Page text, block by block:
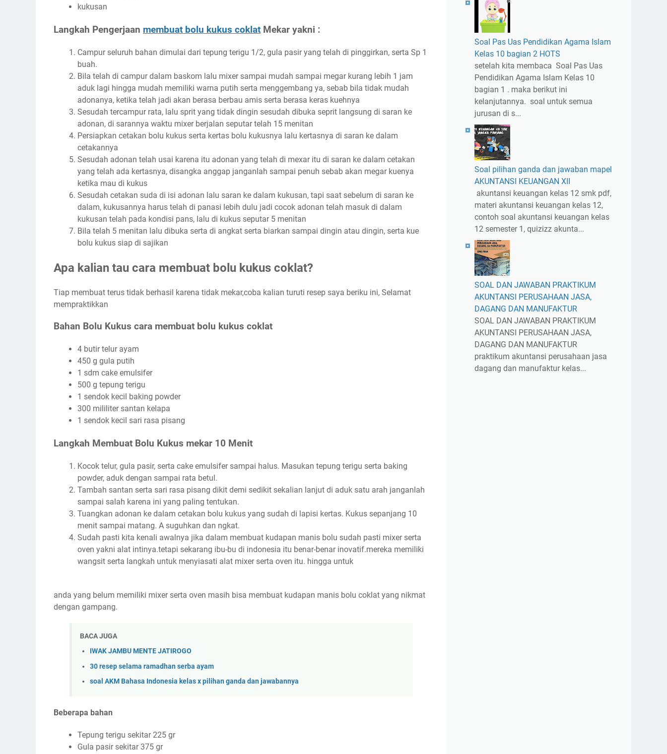
kukusan
Langkah Pengerjaan membuat bolu kukus coklat Mekar yakni :
Campur seluruh bahan dimulai dari tepung terigu 1/2, gula pasir yang telah di pinggirkan, serta Sp 1
buah.
Bila telah di campur dalam baskom lalu mixer sampai mudah sampai megar kurang lebih 1 jam
aduk lagi hingga mudah memiliki warna putih serta menggembang ya, sebab bila tidak mudah
adonanya, ketika telah jadi akan berasa berbau amis serta berasa keras kuehnya
Sesudah tercampur rata, lalu sprit yang tidak dingin sesudah dibuka seprit langsung di saran ke
adonan, di sarannya waktu mixer berjalan seputar telah 15 menitan
Persiapkan cetakan bolu kukus serta kertas bolu kukusnya lalu kertasnya di saran ke dalam
cetakannya
Sesudah adonan telah usai karena itu adonan yang telah di mexar itu di saran ke dalam cetakan
yang telah ada kertasnya, disangka anggap janganlah sampai penuh sebab akan megar kuenya
ketika mau di kukus
Sesudah cetakan suda di isi adonan lalu saran ke dalam kukusan, tapi saat sebelum di saran ke
dalam, kukusannya harus telah di panasi lebih dulu jadi cocok adonan telah masuk di dalam
kukusan telah pada kondisi pans, lalu di kukus seputar 5 menitan
Bila telah 5 menitan lalu dibuka serta di angkat serta biarkan sampai dingin atau dingin, serta kue
bolu kukus siap di sajikan
Apa kalian tau cara membuat bolu kukus coklat?
Tiap membuat terus tidak berhasil karena tidak mekar,coba kalian turuti resep saya beriku ini, Selamat
mempraktikkan
Bahan Bolu Kukus cara membuat bolu kukus coklat
4 butir telur ayam
450 g gula putih
1 sdm cake emulsifer
500 g tepung terigu
1 sendok kecil baking powder
300 mililiter santan kelapa
1 sendok kecil sari rasa pisang
Langkah Membuat Bolu Kukus mekar 10 Menit
Kocok telur, gula pasir, serta cake emulsifer sampai halus. Masukan tepung terigu serta baking
powder, aduk dengan sampai rata betul.
Tambah santan serta sari rasa pisang dikit demi sedikit sekalian lanjut di aduk satu arah janganlah
sampai salah karena ini yang paling tentukan.
Tuangkan adonan ke dalam cetakan bolu kukus yang sudah di lapisi kertas. Kukus sepanjang 10
menit sampai matang. A suguhkan dan ngkat.
Sudah pasti kita kenali awalnya jika dalam membuat kudapan manis bolu sudah pasti mixer serta
oven yakni alat intinya.tetapi sekarang ibu-bu di indonesia itu benar-benar inovatif.mereka memiliki
wangsit serta langkah untuk menyiasati alat mixer serta oven itu. hingga untuk
anda yang belum memiliki mixer serta oven masih bisa membuat kudapan manis bolu coklat yang nikmat
dengan gampang.
BACA JUGA
IWAK JAMBU MENTE JATIROGO
30 resep selama ramadhan serba ayam
soal AKM Bahasa Indonesia kelas x pilihan ganda dan jawabannya
Beberapa bahan
Tepung terigu sekitar 225 gr
Gula pasir sekitar 375 gr
Soal Pas Uas Pendidikan Agama Islam
Kelas 10 bagian 2 HOTS
setelah kita membaca Soal Pas Uas
Pendidikan Agama Islam Kelas 10
bagian 1 . maka berikut ini
kelanjutannya. soal untuk semua
jurusan di s...
Soal pilihan ganda dan jawaban mapel
AKUNTANSI KEUANGAN XII
akuntansi keuangan kelas 12 smk pdf,
materi akuntansi keuangan kelas 12,
contoh soal akuntansi keuangan kelas
12 semester 1, quizizz akunta...
SOAL DAN JAWABAN PRAKTIKUM
AKUNTANSI PERUSAHAAN JASA,
DAGANG DAN MANUFAKTUR
SOAL DAN JAWABAN PRAKTIKUM
AKUNTANSI PERUSAHAAN JASA,
DAGANG DAN MANUFAKTUR
praktikum akuntansi perusahaan jasa
dagang dan manufaktur kelas...